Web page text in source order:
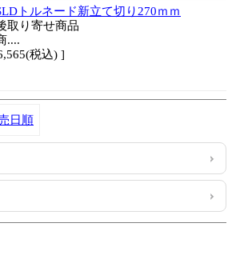
トルネード新立て切り270ｍｍ
取り寄せ商品
....
税込) ]
日順